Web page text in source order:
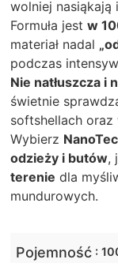
wolniej nasiąkają
Formuła jestw
materiał nadal
podczas
Nie natłuszcza i
świetnie
softshellach oraz
Wybierz
odzieży i butów,
terenie dla
mundurowych.
Pojemność :